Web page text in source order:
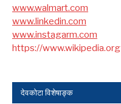
www.walmart.com
www.linkedin.com
www.instagarm.com
https://www.wikipedia.org
देवकोटा विशेषाङ्क